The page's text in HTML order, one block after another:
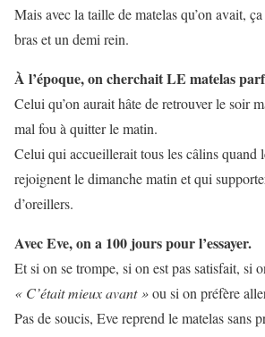
Mais avec la taille de matelas qu’on avait,
bras et un demi rein.
À l’époque, on cherchait LE matelas
Celui qu’on aurait hâte de retrouver le soir
mal fou à quitter le matin.
Celui qui accueillerait tous les câlins quand
rejoignent le dimanche matin et qui
d’oreillers.
Avec Eve, on a 100 jours pour l’essayer.
Et si on se trompe, si on est pas satisfait, si
« C’était mieux avant »ou si on préfère
Pas de soucis, Eve reprend le matelas sans